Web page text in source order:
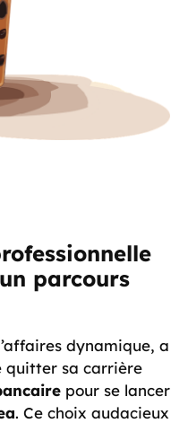
parcours
dynamique, a
quitter sa carrière
pour se lancer
. Ce choix audacieux